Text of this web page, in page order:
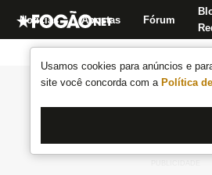
Usamos cookies para anúncios e
site você concorda com a Política
Notícias Apostas Fórum